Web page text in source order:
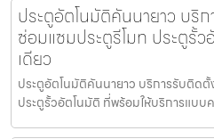
ประตูอัตโนมัติคันนายาว บริ
ซ่อมแซมประตูรีโมท ประตูรั้
เดียว
ประตูอัตโนมัติคันนายาว บริการรับติดตั้
ประตูรั้วอัตโนมัติ ที่พร้อมให้บริการแบบ